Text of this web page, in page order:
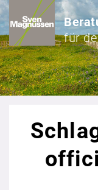
für